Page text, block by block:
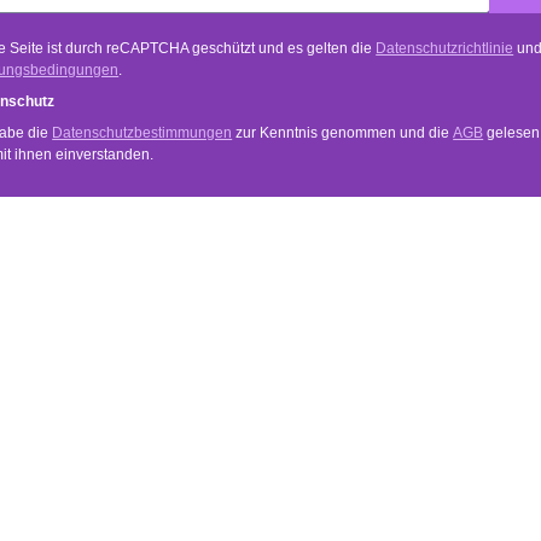
Seite ist durch reCAPTCHA geschützt und es gelten die Datenschutzrichtlinie
.
die Datenschutzbestimmungen zur Kenntnis genommen und dieAGB
ihnen einverstanden.